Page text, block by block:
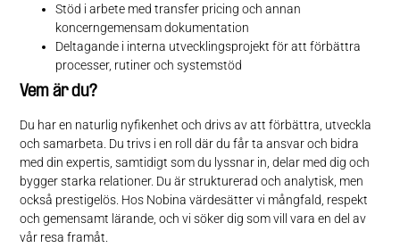
Stöd i arbete med transfer pricing och annan
koncerngemensam dokumentation
Deltagande i interna utvecklingsprojekt för att förbättra
processer, rutiner och systemstöd
Vem är du?
Du har en naturlig nyfikenhet och drivs av att förbättra, utveckla
och samarbeta. Du trivs i en roll där du får ta ansvar och bidra
med din expertis, samtidigt som du lyssnar in, delar med dig och
bygger starka relationer. Du är strukturerad och analytisk, men
också prestigelös. Hos Nobina värdesätter vi mångfald, respekt
och gemensamt lärande, och vi söker dig som vill vara en del av
vår resa framåt.